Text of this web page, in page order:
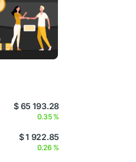
$ 65 193.28
0.35 %
$ 1 922.85
0.26 %